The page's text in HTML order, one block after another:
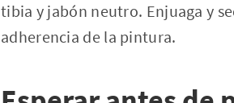
tibia y jabón neutro. Enjuaga y
adherencia de la pintura.